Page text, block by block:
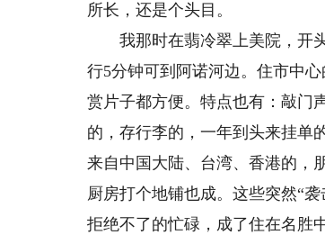
所长，还是个头目。
我那时在翡冷翠上美院，开头
行5分钟可到阿诺河边。住市中
赏片子都方便。特点也有：敲门
的，存行李的，一年到头来挂单
来自中国大陆、台湾、香港的，
厨房打个地铺也成。这些突然“
拒绝不了的忙碌，成了住在名胜